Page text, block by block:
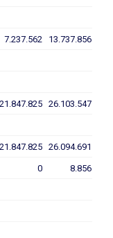
7.237.562 13.737.856
21.847.825 26.103.547
21.847.825 26.094.691
0 8.856